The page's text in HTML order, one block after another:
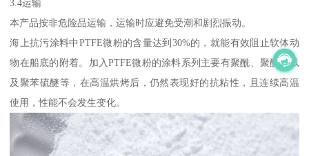
3.4运输
本产品按非危险品运输，运输时应避免受潮和剧烈振动。
海上抗污涂料中PTFE微粉的含量达到30%的，就能有效阻止软体动
物在船底的附着。加入PTFE微粉的涂料系列主要有聚酰、聚醚砜以
及聚苯硫醚等，在高温烘烤后，仍然表现好的抗粘性，且连续高温
使用，性能不会发生变化。